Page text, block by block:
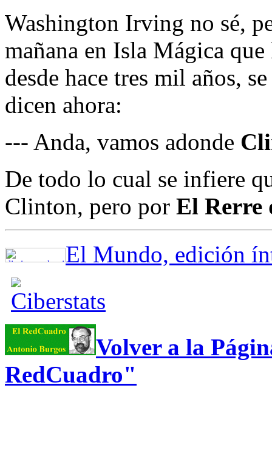
Washington Irving no sé,
mañana en Isla Mágica
desde hace tres mil años,
dicen ahora:
--- Anda, vamos adonde
De todo lo cual se infiere
Clinton, pero por El Rerre
El Mundo, edición
Volver a la
RedCuadro"